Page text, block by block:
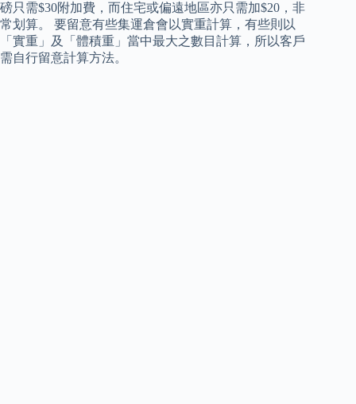
磅只需$30附加費，而住宅或偏遠地區亦只需加$20，非
常划算。 要留意有些集運倉會以實重計算，有些則以
「實重」及「體積重」當中最大之數目計算，所以客戶
需自行留意計算方法。